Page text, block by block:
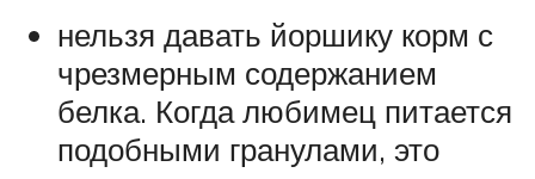
нельзя давать йоршику корм с
чрезмерным содержанием
белка. Когда любимец питается
подобными гранулами, это